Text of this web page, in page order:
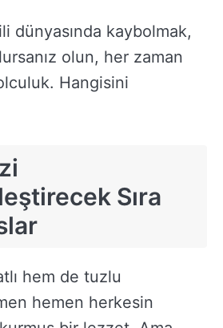
dünyasında kaybolmak,
olun, her zaman
Hangisini
Sıra
hem de tuzlu
hemen herkesin